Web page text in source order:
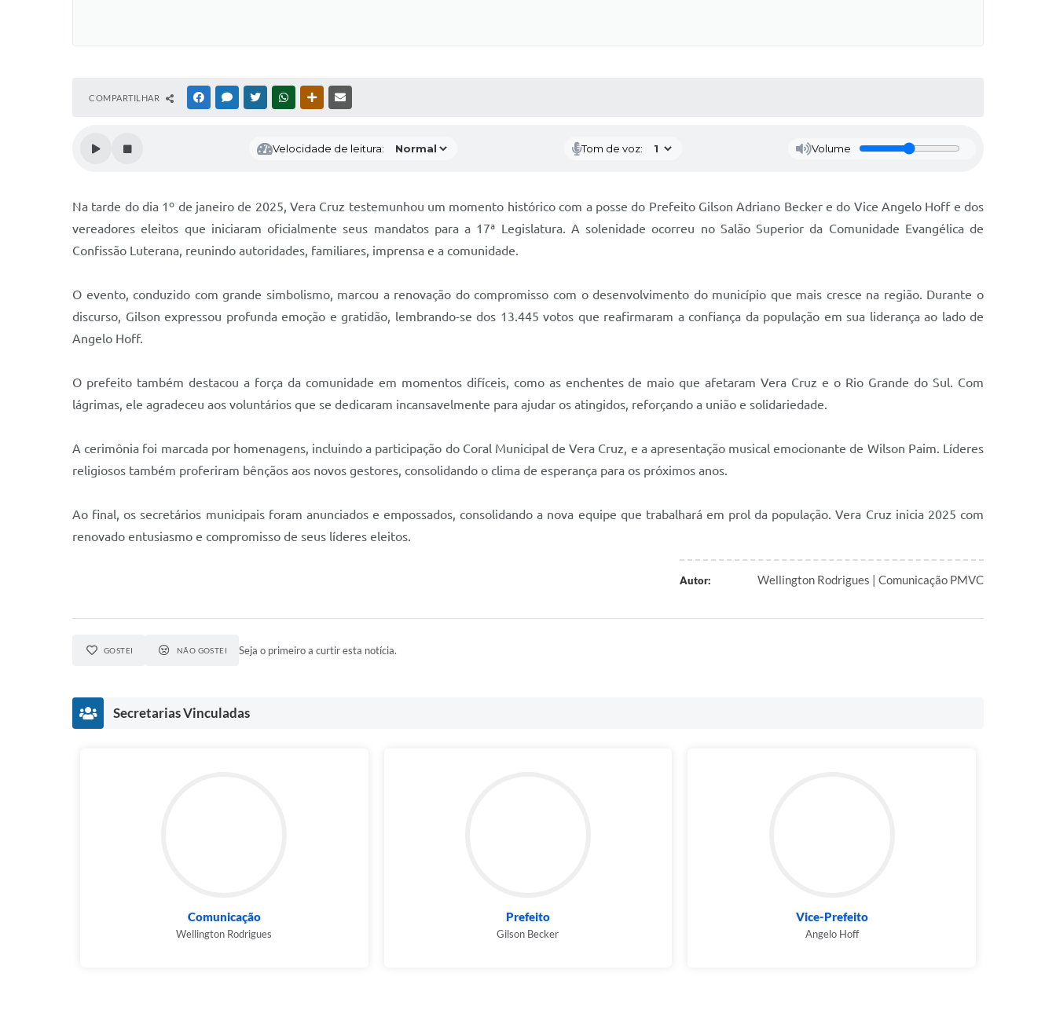
COMPARTILHAR FACEBOOKMESSENGER
TWITTERWHATSAPPOUTRAS MÍDIAS
Velocidade de leitura: Tom de voz: Volume
Na tarde do dia 1º de janeiro de 2025, Vera Cruz testemunhou um momento histórico com a posse do Prefeito Gilson Adriano Becker e do Vice Angelo Hoff e dos
vereadores eleitos que iniciaram oficialmente seus mandatos para a 17ª Legislatura. A solenidade ocorreu no Salão Superior da Comunidade Evangélica de
Confissão Luterana, reunindo autoridades, familiares, imprensa e a comunidade.
O evento, conduzido com grande simbolismo, marcou a renovação do compromisso com o desenvolvimento do município que mais cresce na região. Durante o
discurso, Gilson expressou profunda emoção e gratidão, lembrando-se dos 13.445 votos que reafirmaram a confiança da população em sua liderança ao lado de
Angelo Hoff.
O prefeito também destacou a força da comunidade em momentos difíceis, como as enchentes de maio que afetaram Vera Cruz e o Rio Grande do Sul. Com
lágrimas, ele agradeceu aos voluntários que se dedicaram incansavelmente para ajudar os atingidos, reforçando a união e solidariedade.
A cerimônia foi marcada por homenagens, incluindo a participação do Coral Municipal de Vera Cruz, e a apresentação musical emocionante de Wilson Paim. Líderes
religiosos também proferiram bênçãos aos novos gestores, consolidando o clima de esperança para os próximos anos.
Ao final, os secretários municipais foram anunciados e empossados, consolidando a nova equipe que trabalhará em prol da população. Vera Cruz inicia 2025 com
renovado entusiasmo e compromisso de seus líderes eleitos.
Autor: Wellington Rodrigues | Comunicação PMVC
GOSTEI NÃO GOSTEI Seja o primeiro a curtir esta notícia.
Secretarias Vinculadas
Comunicação
Wellington Rodrigues
Prefeito
Gilson Becker
Vice-Prefeito
Angelo Hoff